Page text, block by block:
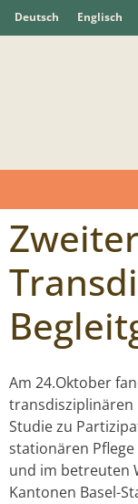
Deutsch Englisch
Am 24.Oktober
transdisziplinären
Studie zu
stationären Pflege
und im betreuten
Kantonen Basel-